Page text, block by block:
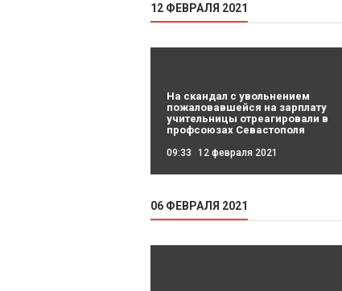
12 ФЕВРАЛЯ 2021
На скандал с увольнением
пожаловавшейся на зарплату
учительницы отреагировали в
профсоюзах Севастополя
09:33 12 февраля 2021
06 ФЕВРАЛЯ 2021